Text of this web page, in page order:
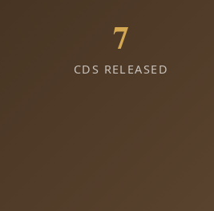
8
CDS RELEASED